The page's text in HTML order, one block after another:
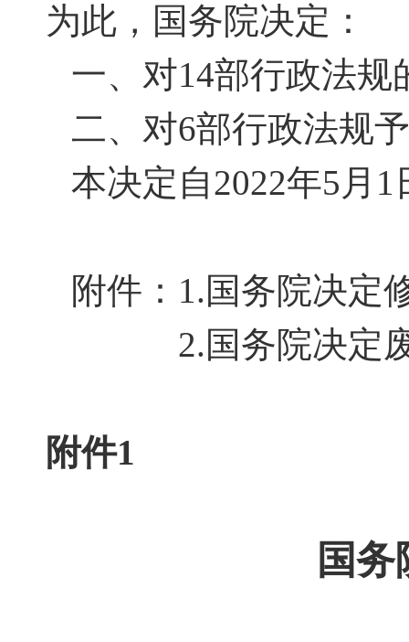
为此，国务院决定：
一、对14部行政法规
二、对6部行政法规
本决定自2022年5月
附件： 1.国务院决定
2.国务院决定废
附件1
国